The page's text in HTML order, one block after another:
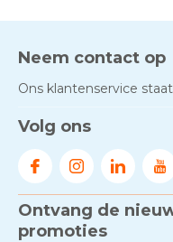
Neem contact op
Ons klantenservice
Volg ons
Ontvang de
promoties